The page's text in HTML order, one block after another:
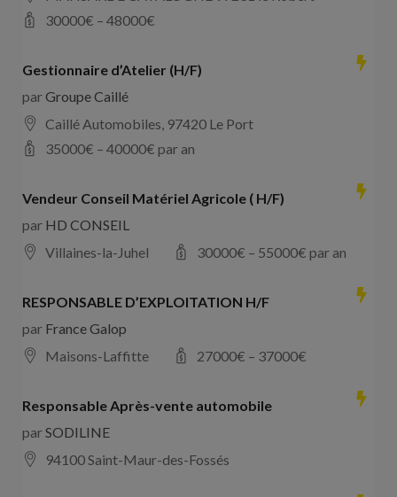
30000€ – 48000€
Gestionnaire d’Atelier (H/F)
parGroupe Caillé
Caillé Automobiles, 97420 Le Port
35000€ – 40000€ par an
Vendeur Conseil Matériel Agricole ( H/F)
par HD CONSEIL
Villaines-la-Juhel
30000€ – 55000€ par an
RESPONSABLE D’EXPLOITATION H/F
par France Galop
Maisons-Laffitte
27000€ – 37000€
Responsable Après-vente automobile
parSODILINE
94100 Saint-Maur-des-Fossés